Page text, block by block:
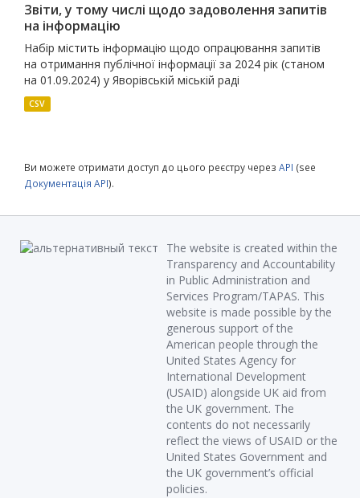
Звіти, у тому числі щодо задоволення запитів
на інформацію
Набір містить інформацію щодо опрацювання запитів
на отримання публічної інформації за 2024 рік (станом
на 01.09.2024) у Яворівській міській раді
CSV
Ви можете отримати доступ до цього реєстру через API (see
Документація API).
The website is created within the
Transparency and Accountability
in Public Administration and
Services Program/TAPAS. This
website is made possible by the
generous support of the
American people through the
United States Agency for
International Development
(USAID) alongside UK aid from
the UK government. The
contents do not necessarily
reflect the views of USAID or the
United States Government and
the UK government’s official
policies.